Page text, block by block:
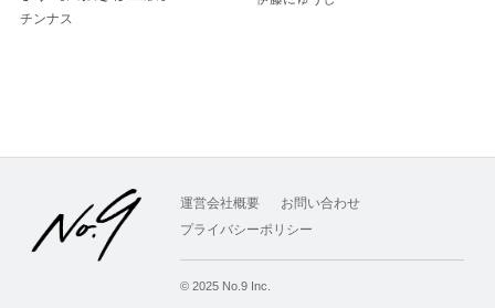
チンナス
運営会社概要
お問い合わせ
プライバシーポリシー
© 2025 No.9 Inc.